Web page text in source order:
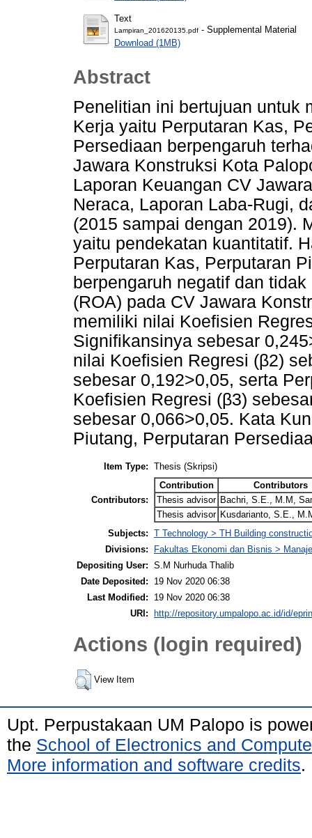
Text
Lampiran_201620135.pdf - Supplemental Material
Download (1MB)
Abstract
Penelitian ini bertujuan untuk
Kerja yaitu Perputaran Kas,
Persediaan berpengaruh
Jawara Konstruksi Kota
Laporan Keuangan CV
Neraca, Laporan Laba-Rugi,
(2015 sampai dengan 2019).
yaitu pendekatan kuantitatif.
Perputaran Kas, Perputaran
berpengaruh negatif dan
(ROA) pada CV Jawara
memiliki nilai Koefisien
Signifikansinya sebesar
nilai Koefisien Regresi (β2)
sebesar 0,192>0,05, serta
Koefisien Regresi (β3)
sebesar 0,066>0,05. Kata
Piutang, Perputaran
Item Type: Thesis (Skripsi)
Contributors:
Contribution
Contributors
Thesis advisor Bachri, S.E., M.M,
Thesis advisor Kusdarianto, S.E.,
Subjects: T Technology > TH Building
Divisions:
Fakultas Ekonomi dan Bisnis >
Depositing User: S.M Nurhuda Thalib
Date Deposited:
19 Nov 2020 06:38
Last Modified:
19 Nov 2020 06:38
URI:
http://repository.umpalopo.ac.id/id/
Actions (login required)
View Item
Upt. Perpustakaan UM Palopo is
the School of Electronics and
More information and software credits.